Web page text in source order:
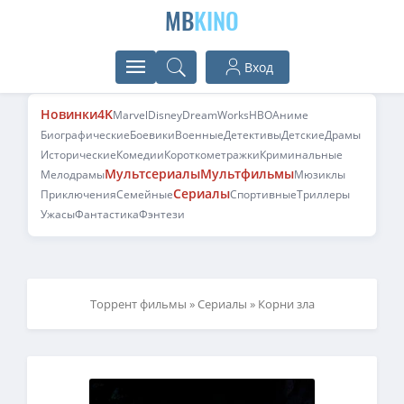
MBKINO
Вход
Новинки4KMarvelDisneyDreamWorksHBOАниме
БиографическиеБоевикиВоенныеДетективыДетскиеДрамы
ИсторическиеКомедииКороткометражкиКриминальные
МелодрамыМультсериалыМультфильмыМюзиклы
ПриключенияСемейныеСериалыСпортивныеТриллеры
УжасыФантастикаФэнтези
Торрент фильмы »Сериалы » Корни зла